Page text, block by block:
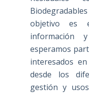
objetivo es
información
esperamos
interesados
desde los
gestión y